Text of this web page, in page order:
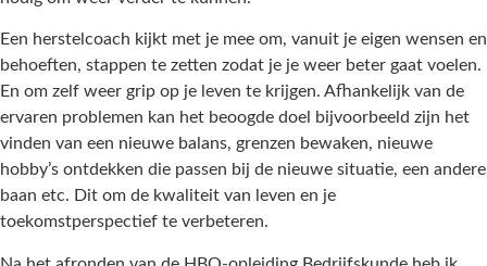
Een herstelcoach kijkt met je mee om, vanuit je eigen wensen en
behoeften, stappen te zetten zodat je je weer beter gaat voelen.
En om zelf weer grip op je leven te krijgen. Afhankelijk van de
ervaren problemen kan het beoogde doel bijvoorbeeld zijn het
vinden van een nieuwe balans, grenzen bewaken, nieuwe
hobby’s ontdekken die passen bij de nieuwe situatie, een andere
baan etc. Dit om de kwaliteit van leven en je
toekomstperspectief te verbeteren.